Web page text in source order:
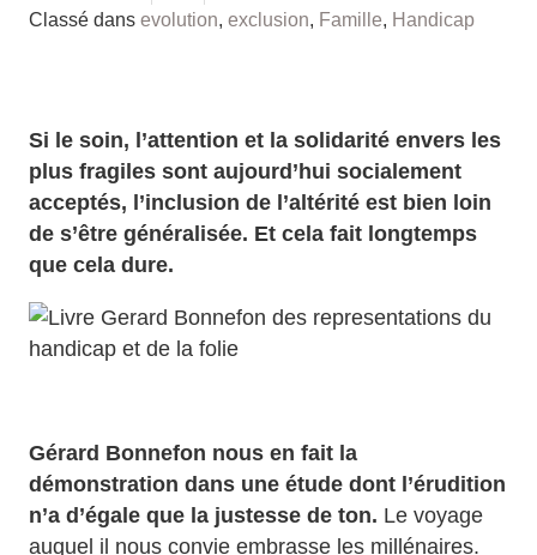
Classé dans evolution, exclusion, Famille, Handicap
Si le soin, l’attention et la solidarité envers les
plus fragiles sont aujourd’hui socialement
acceptés, l’inclusion de l’altérité est bien loin
de s’être généralisée. Et cela fait longtemps
que cela dure.
Gérard Bonnefon nous en fait la
démonstration dans une étude dont l’érudition
n’a d’égale que la justesse de ton. Le voyage
auquel il nous convie embrasse les millénaires.